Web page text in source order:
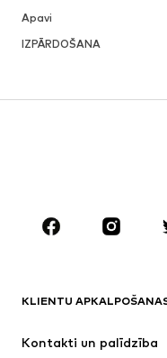
Apavi
IZPĀRDOŠANA
ZĪMOLI
ADIDAS SPORTSWEAR
NIKE
KLIENTU
Kontakti un palīdzība